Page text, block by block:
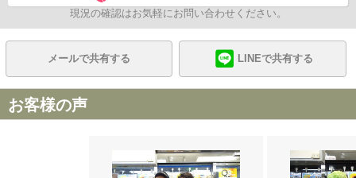
現況の確認はお気軽にお問い合わせください。
メールで共有する LINEで共有する
お客様の声